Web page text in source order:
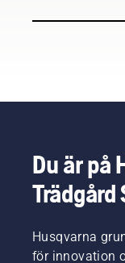
bland
parkskötsel.
Tillsammans
utgör de
vårt H-
Och de
ställer
Du är på
Trädgård
Husqvarna
för innovation